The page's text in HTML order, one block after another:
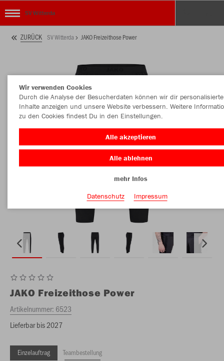
SV Witterda
ZURÜCK SV Witterda JAKO Freizeithose Power
JAKO Freizeithose Power
Artikelnummer: 6523
Lieferbar bis 2027
Einzelauftrag Teambestellung
Wir verwenden Cookies
Durch die Analyse der Besucherdaten können wir dir personalisierte
Inhalte anzeigen und unsere Website verbessern. Weitere
zu den Cookies findest Du in den Einstellungen.
Alle akzeptieren
Alle ablehnen
mehr Infos
Datenschutz
Impressum